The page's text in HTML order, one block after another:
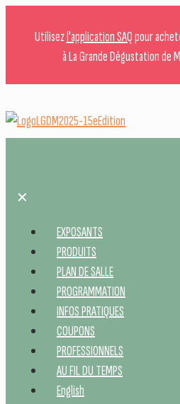
Utilisezl'application SAQpour
à La Grande Dégustation de
✕
EXPOSANTS
PRODUITS
PLAN DE SALLE
PROGRAMMATION
INFOS PRATIQUES
COUPONS
PROFESSIONNELS
AU FIL DU TEMPS
English